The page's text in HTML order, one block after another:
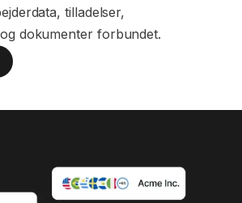
tilladelser,
og dokumenter forbundet.